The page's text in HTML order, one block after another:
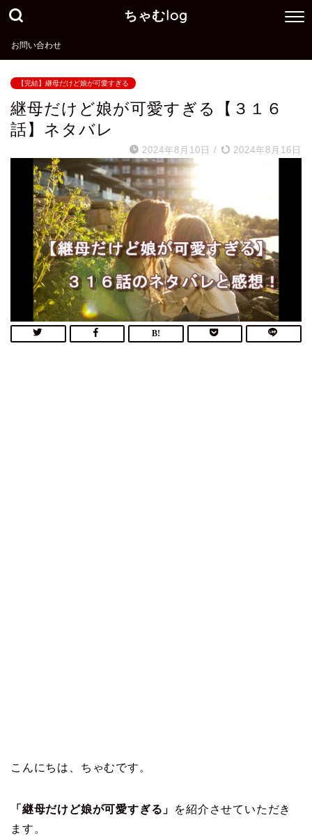
ちゃむlog
お問い合わせ
【完結】継母だけど娘が可愛すぎる
継母だけど娘が可愛すぎる【３１６
話】ネタバレ
2024年8月10日 / 2024年8月16日
こんにちは、ちゃむです。
「継母だけど娘が可愛すぎる」
を紹介させていただき
ます。